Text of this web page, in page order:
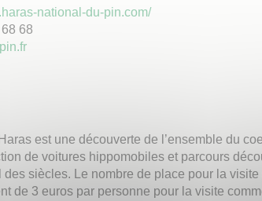
national-du-pin.com/
68
est une découverte de l’ensemble du
de voitures hippomobiles et parcours
siècles. Le nombre de place pour la
de 3 euros par personne pour la visite